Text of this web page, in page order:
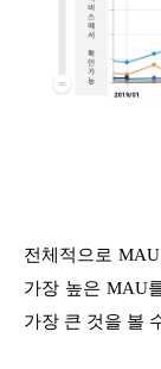
전체적으로
가장 높은 MAU
가장 큰 것을 볼